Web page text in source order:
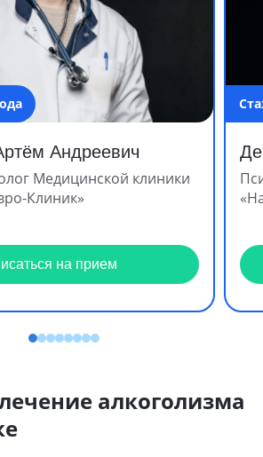
Андреевич
Медицинской клиники
Клиник»
на прием
алкоголизма